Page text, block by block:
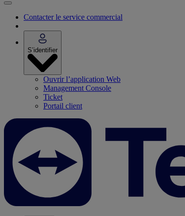
Contacter le service commercial
S’identifier
Ouvrir l’application Web
Management Console
Ticket
Portail client